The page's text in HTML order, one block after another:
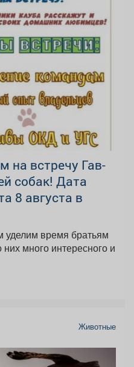
на встречу Гав-
собак! Дата
8 августа в
время братьям
много интересного и
Животные